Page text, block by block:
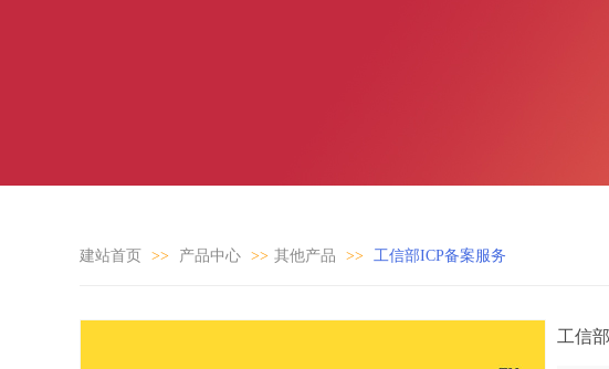
建站首页 >> 产品中心 >> 其他产品 >> 工信部ICP备案服务
工信